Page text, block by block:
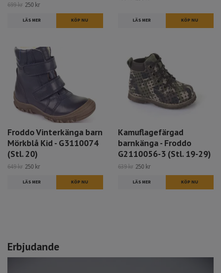
Erbjudande
699 kr 250 kr
LÄS MER LÄS MER KÖP NU
Froddo Vinterkänga barn
Mörkblå Kid - G3110074
(Stl. 20)
649 kr 250 kr
LÄS MER
Kamuflagefärgad
barnkänga - Froddo
G2110056-3 (Stl. 19-29)
639 kr 250 kr
LÄS MER KÖP NU